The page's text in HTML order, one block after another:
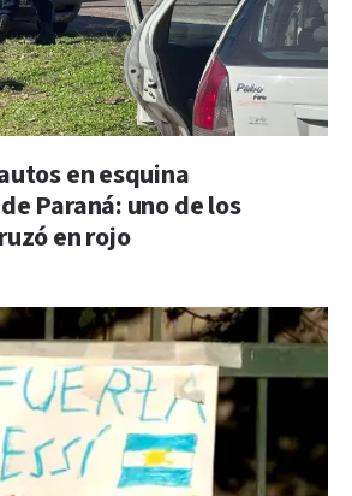
en esquina
Paraná: uno de los
en rojo